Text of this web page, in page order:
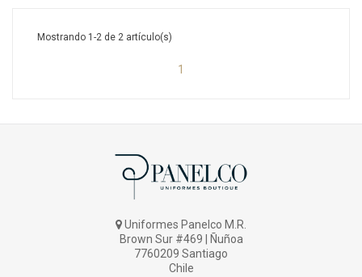
Mostrando 1-2 de 2 artículo(s)
1
Uniformes Panelco M.R.
Brown Sur #469 | Ñuñoa
7760209 Santiago
Chile